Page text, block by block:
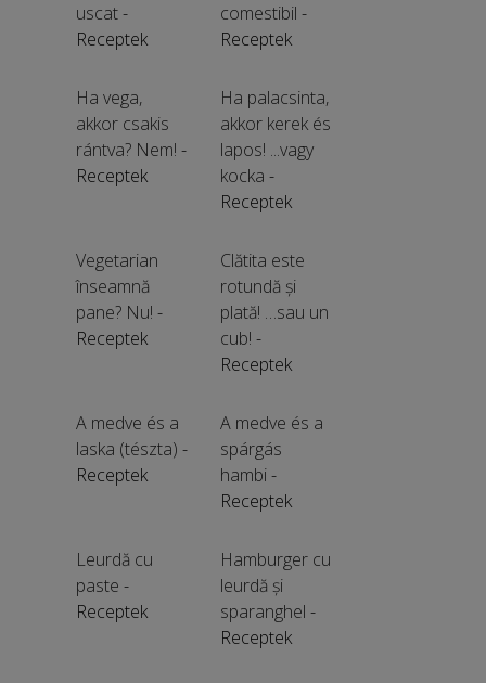
uscat-
Receptek
comestibil -
Receptek
Ha vega,
akkor csakis
rántva? Nem! -
Receptek
Ha palacsinta,
akkor kerek és
lapos! ...vagy
kocka -
Receptek
Vegetarian
înseamnă
pane? Nu! -
Receptek
Clătita este
rotundă și
plată! …sau un
cub! -
Receptek
A medve és a
laska (tészta) -
Receptek
A medve és a
spárgás
hambi-
Receptek
Leurdă cu
paste -
Receptek
Hamburger cu
leurdă și
sparanghel -
Receptek